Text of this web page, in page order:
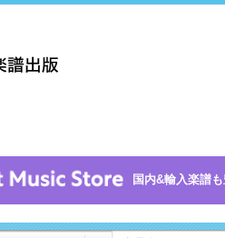
国内&輸入楽譜